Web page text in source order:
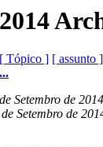
[ Tópico ] [ assunto ]
Setembro de
Setembro de